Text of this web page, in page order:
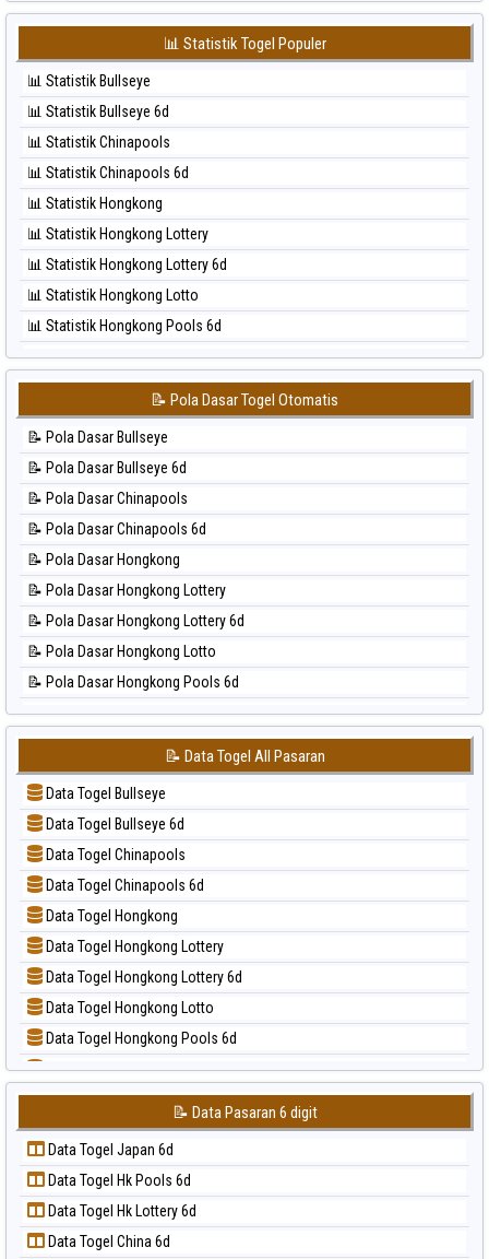
⚽ Bola Merah Sydney Lottery 6d
⚽ Bola Merah Sydney Lotto
⚽ Bola Merah Sydney Pools 6d
⚽ Bola Merah Taipei
⚽ Bola Merah Taiwan
⚽ Bola Hitam Japan 6d
⚽ Bola Hitam Korea
⚽ Bola Hitam Kuda Lari
⚽ Bola Hitam Magnum Cambodia
⚽ Bola Hitam Nagoya
⚽ Bola Hitam North Carolina Day
⚽ Bola Hitam Pcso
⚽ Bola Hitam Sao Paulo
⚽ Bola Hitam Singapore
⚽ Bola Hitam Sydney
⚽ Bola Hitam Sydney Lottery
⚽ Bola Hitam Sydney Lottery 6d
⚽ Bola Hitam Sydney Lotto
⚽ Bola Hitam Sydney Pools 6d
⚽ Bola Hitam Taipei
⚽ Bola Hitam Taiwan
📊 Statistik Togel Populer
📊 Statistik Bullseye
📊 Statistik Bullseye 6d
📊 Statistik Chinapools
📊 Statistik Chinapools 6d
📊 Statistik Hongkong
📊 Statistik Hongkong Lottery
📊 Statistik Hongkong Lottery 6d
📊 Statistik Hongkong Lotto
📊 Statistik Hongkong Pools 6d
📊 Statistik Japan
📊 Statistik Japan 6d
📊 Statistik Korea
📊 Statistik Kuda Lari
📊 Statistik Magnum Cambodia
📊 Statistik Nagoya
📊 Statistik New York Midday
📊 Statistik North Carolina Day
📊 Statistik Pcso
📊 Statistik Pennsylvania Day
📊 Statistik Sao Paulo
📊 Statistik Singapore
📊 Statistik Sydney
📊 Statistik Sydney Lottery
📊 Statistik Sydney Lottery 6d
📊 Statistik Sydney Lotto
📊 Statistik Sydney Pools 6d
📊 Statistik Taipei
📊 Statistik Taiwan
📝 Pola Dasar Togel Otomatis
📝 Pola Dasar Bullseye
📝 Pola Dasar Bullseye 6d
📝 Pola Dasar Chinapools
📝 Pola Dasar Chinapools 6d
📝 Pola Dasar Hongkong
📝 Pola Dasar Hongkong Lottery
📝 Pola Dasar Hongkong Lottery 6d
📝 Pola Dasar Hongkong Lotto
📝 Pola Dasar Hongkong Pools 6d
📝 Pola Dasar Japan
📝 Pola Dasar Japan 6d
📝 Pola Dasar Korea
📝 Pola Dasar Kuda Lari
📝 Pola Dasar Magnum Cambodia
📝 Pola Dasar Nagoya
📝 Pola Dasar North Carolina Day
📝 Pola Dasar Pcso
📝 Pola Dasar Sao Paulo
📝 Pola Dasar Singapore
📝 Pola Dasar Sydney
📝 Pola Dasar Sydney Lottery
📝 Pola Dasar Sydney Lottery 6d
📝 Pola Dasar Sydney Lotto
📝 Pola Dasar Sydney Pools 6d
📝 Pola Dasar Taipei
📝 Pola Dasar Taiwan
📝 Data Togel All Pasaran
Data Togel Bullseye
Data Togel Bullseye 6d
Data Togel Chinapools
Data Togel Chinapools 6d
Data Togel Hongkong
Data Togel Hongkong Lottery
Data Togel Hongkong Lottery 6d
Data Togel Hongkong Lotto
Data Togel Hongkong Pools 6d
Data Togel Japan
Data Togel Japan 6d
Data Togel Korea
Data Togel Kuda Lari
Data Togel Magnum Cambodia
Data Togel Nagoya
Data Togel North Carolina Day
📝 Data Pasaran 6 digit
Data Togel Japan 6d
Data Togel Hk Pools 6d
Data Togel Hk Lottery 6d
Data Togel China 6d